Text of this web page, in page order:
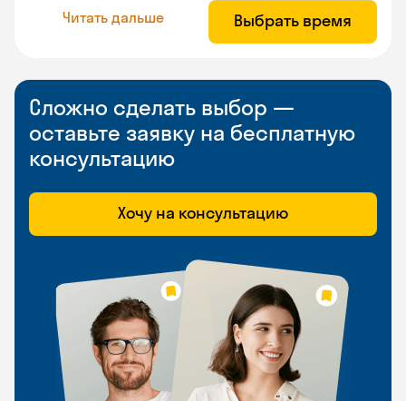
Читать дальше Выбрать время
Сложно сделать выбор —
оставьте заявку на бесплатную
консультацию
Хочу на консультацию